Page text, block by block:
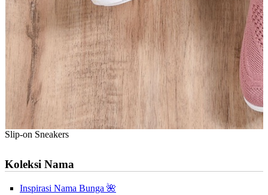
Slip-on Sneakers
Koleksi Nama
Inspirasi Nama Bunga 🌺